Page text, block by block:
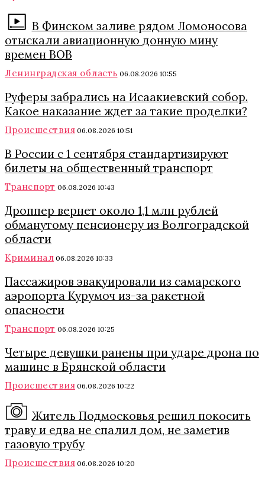
В Финском заливе рядом Ломоносова
отыскали авиационную донную мину
времен ВОВ
Ленинградская область 06.08.2026 10:55
Руферы забрались на Исаакиевский собор.
Какое наказание ждет за такие проделки?
Происшествия 06.08.2026 10:51
В России с 1 сентября стандартизируют
билеты на общественный транспорт
Транспорт 06.08.2026 10:43
Дроппер вернет около 1,1 млн рублей
обманутому пенсионеру из Волгоградской
области
Криминал 06.08.2026 10:33
Пассажиров эвакуировали из самарского
аэропорта Курумоч из-за ракетной
опасности
Транспорт 06.08.2026 10:25
Четыре девушки ранены при ударе дрона по
машине в Брянской области
Происшествия 06.08.2026 10:22
Житель Подмосковья решил покосить
траву и едва не спалил дом, не заметив
газовую трубу
Происшествия 06.08.2026 10:20